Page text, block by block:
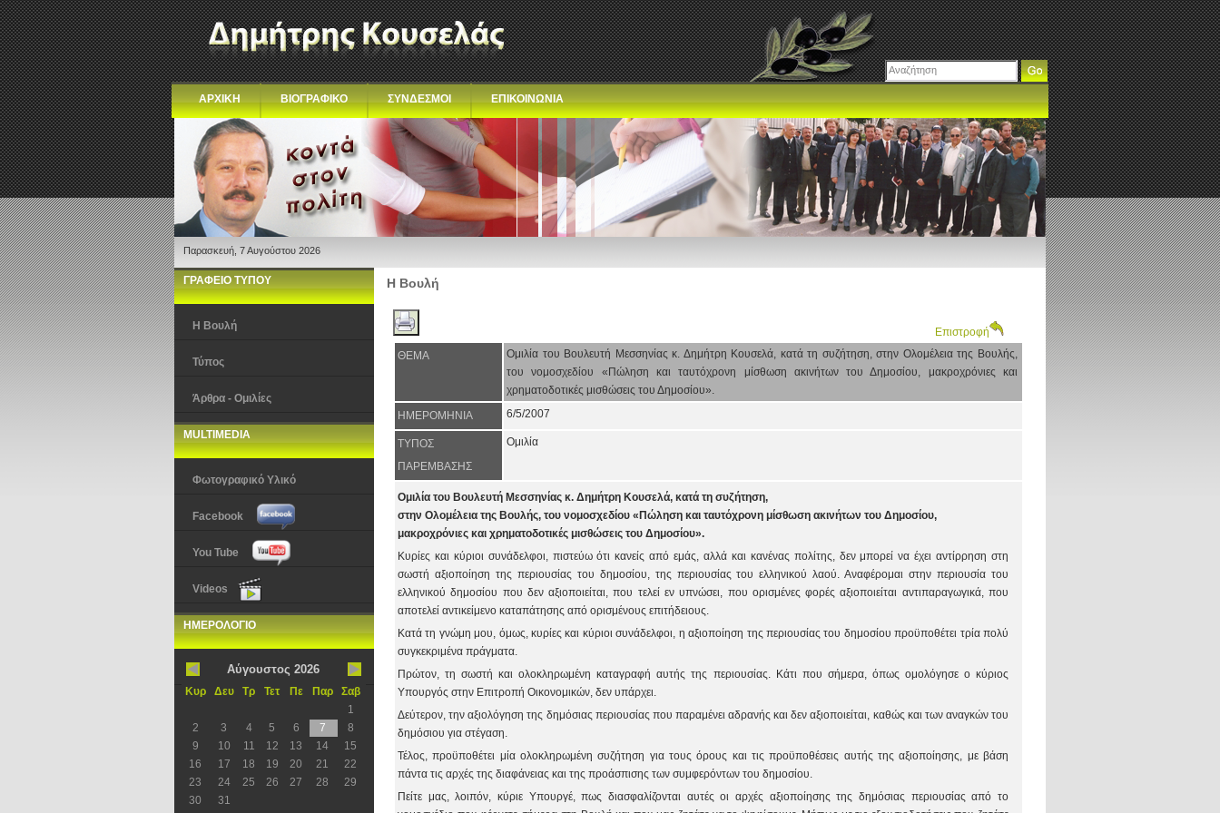
ΑΡΧΙΚΗ ΒΙΟΓΡΑΦΙΚΟ ΣΥΝΔΕΣΜΟΙ ΕΠΙΚΟΙΝΩΝΙΑ
Παρασκευή, 7 Αυγούστου 2026
ΓΡΑΦΕΙΟ ΤΥΠΟΥ
Η Βουλή
Τύπος
Άρθρα - Ομιλίες
MULTIMEDIA
Φωτογραφικό Υλικό
Facebook
You Tube
Videos
ΗΜΕΡΟΛΟΓΙΟ
Αύγουστος 2026
Κυρ Δευ Τρ Τετ Πε Παρ
Σαβ
1
2
3 4 5 6 7
8
9
10 11 12 13 14
15
16
17 18 19 20 21
22
23
24 25 26 27 28
29
30
31
Η Βουλή
Επιστροφή
ΘΕΜΑ
Ομιλία του Βουλευτή Μεσσηνίας κ. Δημήτρη Κουσελά, κατά τη συζήτηση, στην Ολομέλεια της Βουλής,
του νομοσχεδίου «Πώληση και ταυτόχρονη μίσθωση ακινήτων του Δημοσίου, μακροχρόνιες και
χρηματοδοτικές μισθώσεις του Δημοσίου».
ΗΜΕΡΟΜΗΝΙΑ
6/5/2007
ΤΥΠΟΣ
ΠΑΡΕΜΒΑΣΗΣ
Ομιλία
Ομιλία του Βουλευτή Μεσσηνίας κ. Δημήτρη Κουσελά, κατά τη συζήτηση,
στην Ολομέλεια της Βουλής, του νομοσχεδίου «Πώληση και ταυτόχρονη μίσθωση ακινήτων του Δημοσίου,
μακροχρόνιες και χρηματοδοτικές μισθώσεις του Δημοσίου».
Κυρίες και κύριοι συνάδελφοι, πιστεύω ότι κανείς από εμάς, αλλά και κανένας πολίτης, δεν μπορεί να έχει αντίρρηση στη
σωστή αξιοποίηση της περιουσίας του δημοσίου, της περιουσίας του ελληνικού λαού. Αναφέρομαι στην περιουσία του
ελληνικού δημοσίου που δεν αξιοποιείται, που τελεί εν υπνώσει, που ορισμένες φορές αξιοποιείται αντιπαραγωγικά, που
αποτελεί αντικείμενο καταπάτησης από ορισμένους επιτήδειους.
Κατά τη γνώμη μου, όμως, κυρίες και κύριοι συνάδελφοι, η αξιοποίηση της περιουσίας του δημοσίου προϋποθέτει τρία πολύ
συγκεκριμένα πράγματα.
Πρώτον, τη σωστή και ολοκληρωμένη καταγραφή αυτής της περιουσίας. Κάτι που σήμερα, όπως ομολόγησε ο κύριος
Υπουργός στην Επιτροπή Οικονομικών, δεν υπάρχει.
Δεύτερον, την αξιολόγηση της δημόσιας περιουσίας που παραμένει αδρανής και δεν αξιοποιείται, καθώς και των αναγκών του
δημόσιου για στέγαση.
Τέλος, προϋποθέτει μία ολοκληρωμένη συζήτηση για τους όρους και τις προϋποθέσεις αυτής της αξιοποίησης, με βάση
πάντα τις αρχές της διαφάνειας και της προάσπισης των συμφερόντων του δημοσίου.
Πείτε μας, λοιπόν, κύριε Υπουργέ, πως διασφαλίζονται αυτές οι αρχές αξιοποίησης της δημόσιας περιουσίας από το